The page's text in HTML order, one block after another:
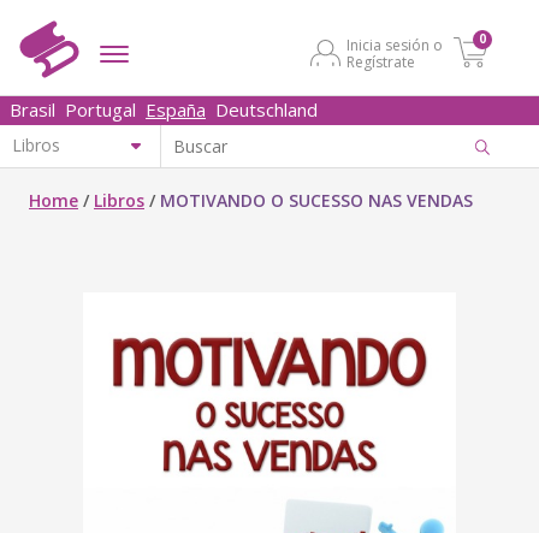
Inicia sesión o
Regístrate
0
Brasil Portugal España Deutschland
Home / Libros / MOTIVANDO O SUCESSO NAS VENDAS